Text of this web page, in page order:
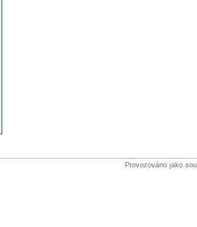
Provozováno jako